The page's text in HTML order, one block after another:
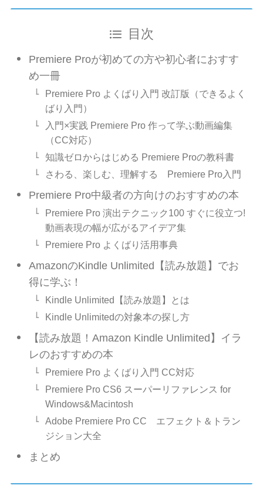
目次
Premiere Proが初めての方や初心者におすす
め一冊
Premiere Pro よくばり入門 改訂版（できるよく
ばり入門）
入門×実践 Premiere Pro 作って学ぶ動画編集
（CC対応）
知識ゼロからはじめる Premiere Proの教科書
さわる、楽しむ、理解する Premiere Pro入門
Premiere Pro中級者の方向けのおすすめの本
Premiere Pro 演出テクニック100 すぐに役立つ!
動画表現の幅が広がるアイデア集
Premiere Pro よくばり活用事典
AmazonのKindle Unlimited【読み放題】でお
得に学ぶ！
Kindle Unlimited【読み放題】とは
Kindle Unlimitedの対象本の探し方
【読み放題！Amazon Kindle Unlimited】イラ
レのおすすめの本
Premiere Pro よくばり入門 CC対応
Premiere Pro CS6 スーパーリファレンス for
Windows&Macintosh
Adobe Premiere Pro CC エフェクト＆トラン
ジション大全
まとめ